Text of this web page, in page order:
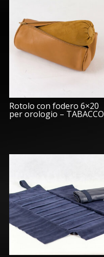
Rotolo con fodero 6×20
per orologio – TABACCO